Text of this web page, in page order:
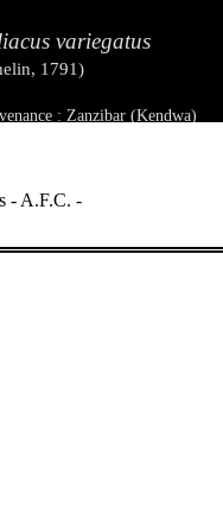
variegatus
1791)
: Zanzibar (Kendwa)
- A.F.C. -